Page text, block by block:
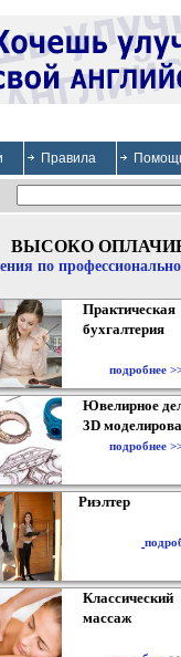
Правила
ВЫСОКО
по
Практическая
бухгалтерия
подробнее
Ювелирное
3D
подробнее
Риэлтер
Классический
массаж